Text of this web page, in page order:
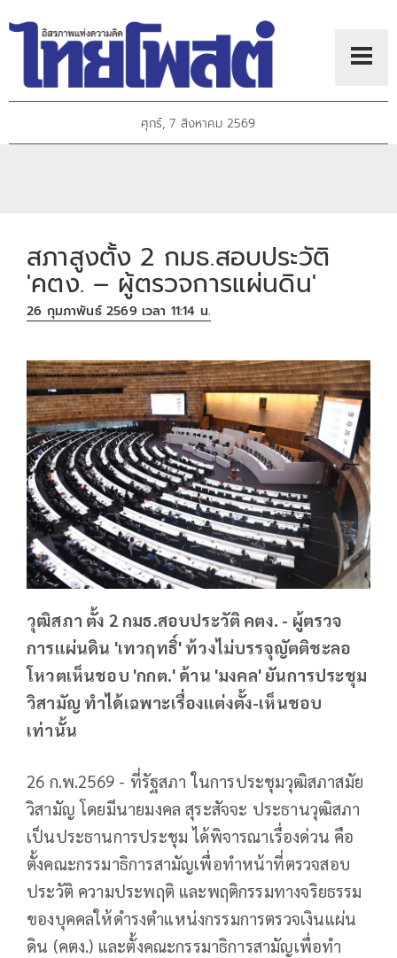
ศุกร์, 7 สิงหาคม 2569
สภาสูงตั้ง 2 กมธ.สอบประวัติ
'คตง. – ผู้ตรวจการแผ่นดิน'
26 กุมภาพันธ์ 2569 เวลา 11:14 น.
วุฒิสภา ตั้ง 2 กมธ.สอบประวัติ คตง. - ผู้ตรวจ
การแผ่นดิน 'เทวฤทธิ์' ท้วงไม่บรรจุญัตติชะลอ
โหวตเห็นชอบ 'กกต.' ด้าน 'มงคล' ยันการประชุม
วิสามัญ ทำได้เฉพาะเรื่องแต่งตั้ง-เห็นชอบ
เท่านั้น
26 ก.พ.2569 - ที่รัฐสภา ในการประชุมวุฒิสภาสมัย
วิสามัญ โดยมีนายมงคล สุระสัจจะ ประธานวุฒิสภา
เป็นประธานการประชุม ได้พิจารณาเรื่องด่วน คือ
ตั้งคณะกรรมาธิการสามัญเพื่อทำหน้าที่ตรวจสอบ
ประวัติ ความประพฤติ และพฤติกรรมทางจริยธรรม
ของบุคคลให้ดำรงตำแหน่งกรรมการตรวจเงินแผ่น
ดิน (คตง.) และตั้งคณะกรรมาธิการสามัญเพื่อทำ